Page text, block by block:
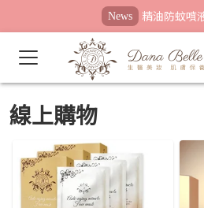
News 精油防蚊噴
線上購物